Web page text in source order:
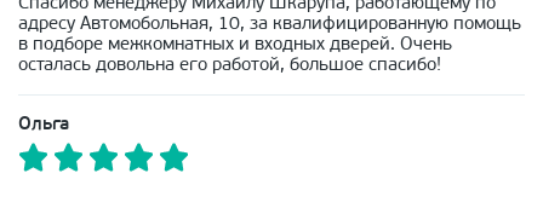
Спасибо менеджеру Михаилу Шкарупа, работающему по
адресу Автомобольная, 10, за квалифицированную помощь
в подборе межкомнатных и входных дверей. Очень
осталась довольна его работой, большое спасибо!
Ольга